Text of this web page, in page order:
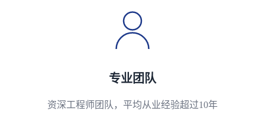
专业团队
资深工程师团队，平均从业经验超过10年